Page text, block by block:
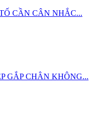
CẦN CÂN NHẮC...
GẮP CHÂN KHÔNG...